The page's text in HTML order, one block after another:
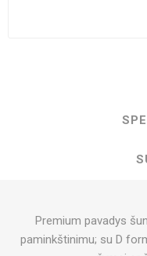
Premium pavadys
paminkštinimu; su D